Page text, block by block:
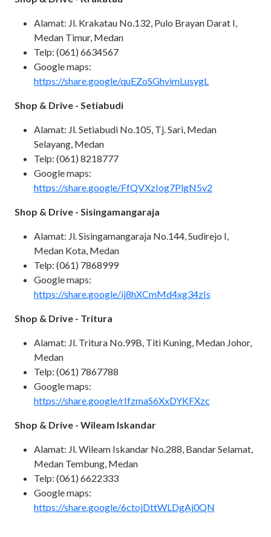
Alamat: Jl. Krakatau No.132, Pulo Brayan Darat I,
Medan Timur, Medan
Telp: (061) 6634567
Google maps:
https://share.google/quEZoSGhvimLusygL
Shop & Drive - Setiabudi
Alamat: Jl. Setiabudi No.105, Tj. Sari, Medan
Selayang, Medan
Telp: (061) 8218777
Google maps:
https://share.google/FfQVXzIog7PlgN5v2
Shop & Drive - Sisingamangaraja
Alamat: Jl. Sisingamangaraja No.144, Sudirejo I,
Medan Kota, Medan
Telp: (061) 7868999
Google maps:
https://share.google/ij8hXCmMd4xg34zIs
Shop & Drive - Tritura
Alamat: Jl. Tritura No.99B, Titi Kuning, Medan Johor,
Medan
Telp: (061) 7867788
Google maps:
https://share.google/rIfzmaS6XxDYKFXzc
Shop & Drive - Wileam Iskandar
Alamat: Jl. Wileam Iskandar No.288, Bandar Selamat,
Medan Tembung, Medan
Telp: (061) 6622333
Google maps:
https://share.google/6ctojDttWLDgAj0QN